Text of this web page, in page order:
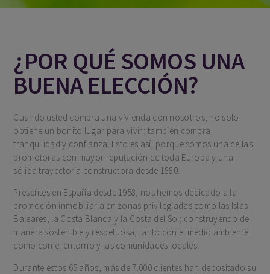
¿POR QUÉ SOMOS UNA
BUENA ELECCIÓN?
Cuando usted compra una vivienda con nosotros, no solo
obtiene un bonito lugar para vivir; también compra
tranquilidad y confianza. Esto es así, porque somos una de las
promotoras con mayor reputación de toda Europa y una
sólida trayectoria constructora desde 1880.
Presentes en España desde 1958, nos hemos dedicado a la
promoción inmobiliaria en zonas privilegiadas como las Islas
Baleares, la Costa Blanca y la Costa del Sol; construyendo de
manera sostenible y respetuosa, tanto con el medio ambiente
como con el entorno y las comunidades locales.
Durante estos 65 años, más de 7.000 clientes han depositado su